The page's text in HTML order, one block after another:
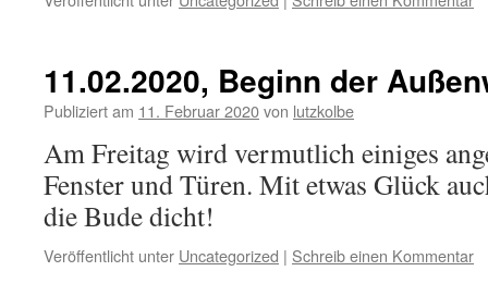
11.02.2020, Beginn der
Publiziert am 11. Februar 2020von lutzkolbe
Am Freitag wird vermutlich einiges
Fenster und Türen. Mit etwas Glück
die Bude dicht!
Veröffentlicht unter Uncategorized | Schreib einen Kommentar